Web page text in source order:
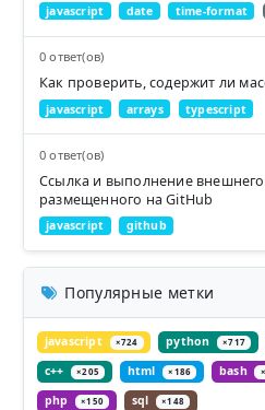
javascript date time-format
0 ответ(ов)
Как проверить, содержит ли
javascript arrays typescript
0 ответ(ов)
Ссылка и выполнение внешнего
размещенного на GitHub
javascript github
Популярные метки
javascript ×724 python ×717
c++ ×205 html ×186 bash
php ×150 sql ×148